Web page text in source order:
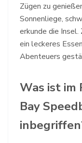
Zügen zu
Sonnenliege,
erkunde die
ein leckeres
Abenteuers
Was ist im
Bay